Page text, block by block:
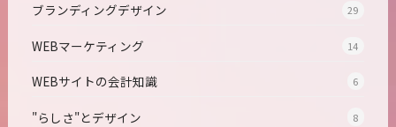
ブランディングデザイン 29
WEBマーケティング 14
WEBサイトの会計知識 6
"らしさ"とデザイン 8